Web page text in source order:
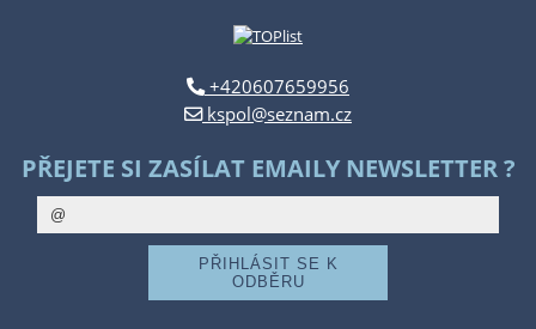
+420607659956
kspol@seznam.cz
PŘEJETE SI ZASÍLAT EMAILY NEWSLETTER ?